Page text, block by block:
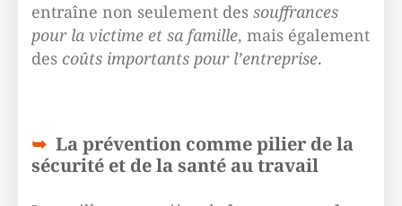
entraîne non seulement des souffrances
pour la victime et sa famille, mais également
des coûts importants pour l’entreprise.
La prévention comme pilier de la
sécurité et de la santé au travail